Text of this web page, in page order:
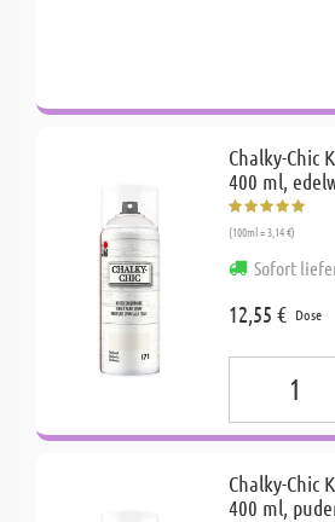
Chalky-Chic
400 ml,
(100ml = 3,14 €)
Sofort
12,55 € Dose
Chalky-Chic
400 ml,